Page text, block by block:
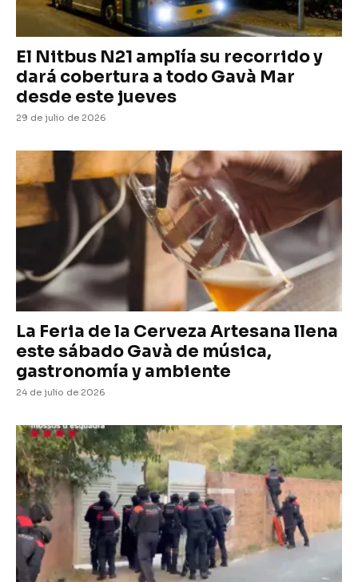
El Nitbus N21 amplía su recorrido y
dará cobertura a todo Gavà Mar
desde este jueves
29 de julio de 2026
La Feria de la Cerveza Artesana llena
este sábado Gavà de música,
gastronomía y ambiente
24 de julio de 2026